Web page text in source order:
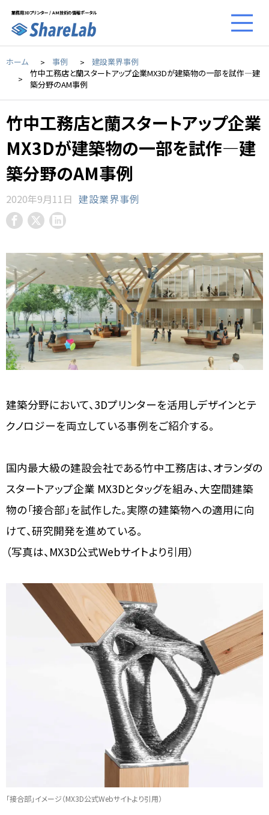
業務用3Dプリンター / AM技術の情報ポータル
ホーム 事例
建設業界事例
竹中工務店と蘭スタートアップ企業MX3Dが建築物の一部を試作―建
築分野のAM事例
竹中工務店と蘭スタートアップ企業
MX3Dが建築物の一部を試作―建
築分野のAM事例
2020年9月11日 建設業界事例
建築分野において、3Dプリンターを活用しデザインとテ
クノロジーを両立している事例をご紹介する。
国内最大級の建設会社である竹中工務店は、オランダの
スタートアップ企業 MX3Dとタッグを組み、大空間建築
物の「接合部」を試作した。実際の建築物への適用に向
けて、研究開発を進めている。
（写真は、MX3D公式Webサイトより引用）
「接合部」イメージ（MX3D公式Webサイトより引用）